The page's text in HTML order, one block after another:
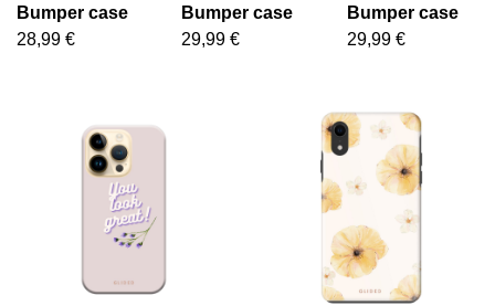
Bumper case
28,99 €
Bumper case
29,99 €
Bumper case
29,99 €